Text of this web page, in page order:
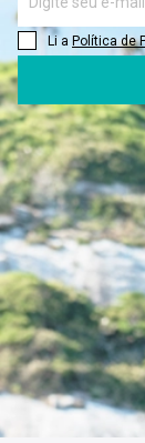
Li a Política de